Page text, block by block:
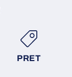
PRET